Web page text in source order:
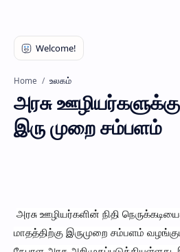
Home உலகம்
அரசு
இரு முறை சம்பளம்
அரசு ஊழியர்களின் நிதி
மாதத்திற்கு இருமுறை சம்பளம்